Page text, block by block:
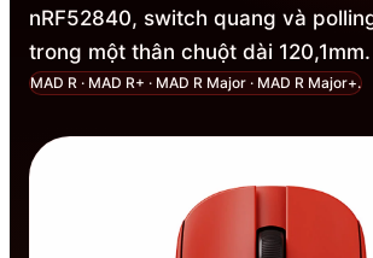
nRF52840, switch quang và
trong một thân chuột dài 120,1mm.
MAD R · MAD R+ · MAD R Major · MAD R Major+.